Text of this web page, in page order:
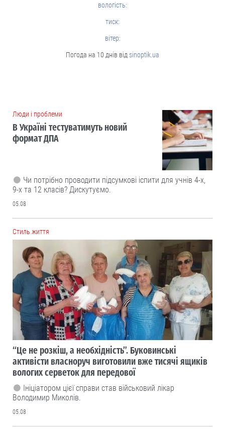
вологість:
тиск:
вітер:
Погода на 10 днів від sinoptik.ua
Люди і проблеми
В Україні тестуватимуть новий
формат ДПА
Чи потрібно проводити підсумкові іспити для учнів 4-х,
9-х та 12 класів? Дискутуємо.
05.08
Cтиль життя
“Це не розкіш, а необхідність”. Буковинські
активісти власноруч виготовили вже тисячі ящиків
вологих серветок для передової
Ініціатором цієї справи став військовий лікар
Володимир Миколів.
05.08